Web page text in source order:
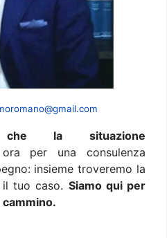
la situazione
per una consulenza
insieme troveremo la
tuo caso. Siamo qui per